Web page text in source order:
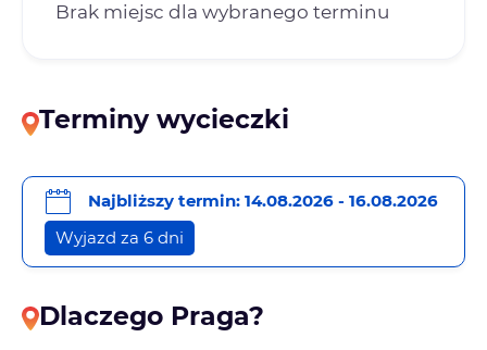
Brak miejsc dla wybranego terminu
Terminy wycieczki
Najbliższy termin: 14.08.2026 - 16.08.2026
Wyjazd za 6 dni
Dlaczego Praga?